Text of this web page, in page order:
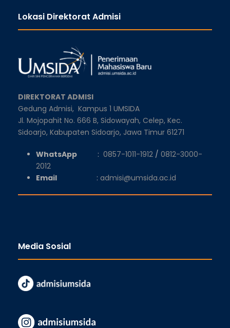
Lokasi Direktorat Admisi
DIREKTORAT ADMISI
Gedung Admisi, Kampus 1 UMSIDA
Jl. Mojopahit No. 666 B, Sidowayah, Celep, Kec.
Sidoarjo, Kabupaten Sidoarjo, Jawa Timur 61271
WhatsApp : 0857-1011-1912 / 0812-3000-
2012
Email
: admisi@umsida.ac.id
Media Sosial